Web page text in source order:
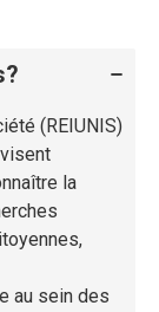
(REIUNIS)
la
au sein des